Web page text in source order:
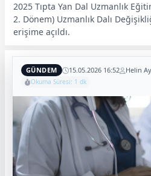
2025 Tıpta Yan Dal Uzmanlık
2. Dönem) Uzmanlık Dalı
erişime açıldı.
GÜNDEM 15.05.2026 16:52 Helin
Okuma Süresi: 1 dk